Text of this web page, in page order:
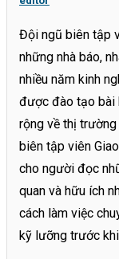
Đội ngũ biên tập
những nhà báo,
nhiều năm kinh
được đào tạo bài
rộng về thị
biên tập viên
cho người đọc
quan và hữu ích
cách làm việc
kỹ lưỡng trước